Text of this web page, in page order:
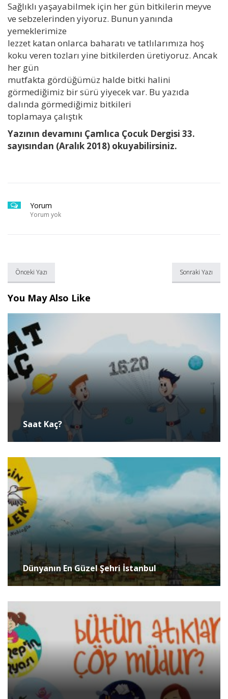
Sağlıklı yaşayabilmek için her gün bitkilerin meyve
ve sebzelerinden yiyoruz. Bunun yanında
yemeklerimize
lezzet katan onlarca baharatı ve tatlılarımıza hoş
koku veren tozları yine bitkilerden üretiyoruz. Ancak
her gün
mutfakta gördüğümüz halde bitki halini
görmediğimiz bir sürü yiyecek var. Bu yazıda
dalında görmediğimiz bitkileri
toplamaya çalıştık
Yazının devamını Çamlıca Çocuk Dergisi 33.
sayısından (Aralık 2018) okuyabilirsiniz.
Yorum
Yorum yok
Önceki Yazı Sonraki Yazı
You May Also Like
Saat Kaç?
Dünyanın En Güzel Şehri İstanbul